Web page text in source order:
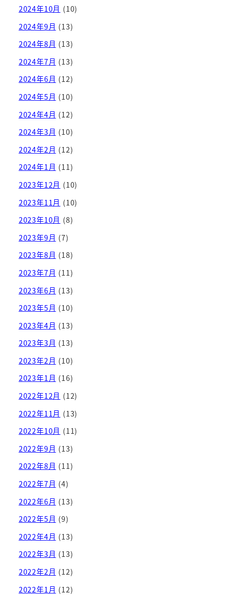
2024年10月 (10)
2024年9月 (13)
2024年8月 (13)
2024年7月 (13)
2024年6月 (12)
2024年5月 (10)
2024年4月 (12)
2024年3月 (10)
2024年2月 (12)
2024年1月 (11)
2023年12月 (10)
2023年11月 (10)
2023年10月 (8)
2023年9月 (7)
2023年8月 (18)
2023年7月 (11)
2023年6月 (13)
2023年5月 (10)
2023年4月 (13)
2023年3月 (13)
2023年2月 (10)
2023年1月 (16)
2022年12月 (12)
2022年11月 (13)
2022年10月 (11)
2022年9月 (13)
2022年8月 (11)
2022年7月 (4)
2022年6月 (13)
2022年5月 (9)
2022年4月 (13)
2022年3月 (13)
2022年2月 (12)
2022年1月 (12)